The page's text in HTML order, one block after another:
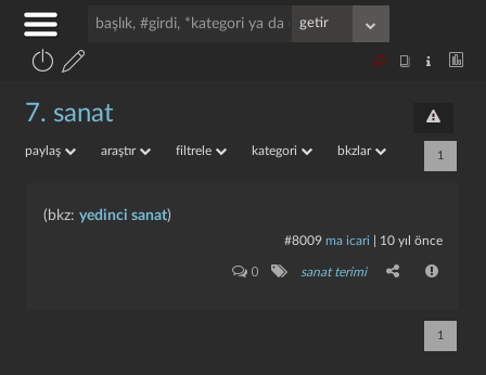
7. sanat
paylaş araştır filtrele kategori bkzlar 1
(bkz: yedinci sanat)
#8009 ma icari 10 yıl önce
0 sanat terimi
1